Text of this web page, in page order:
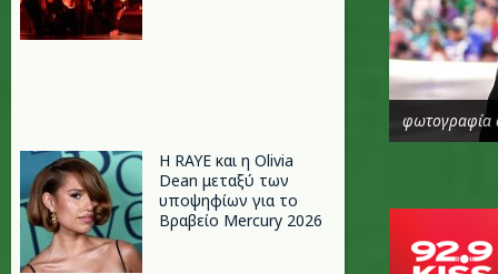
Η RAYE και η Olivia
Dean μεταξύ των
υποψηφίων για το
Βραβείο Mercury 2026
φωτογραφία